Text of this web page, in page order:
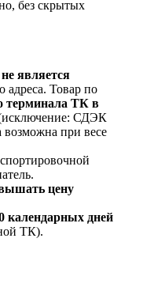
без скрытых
не является
адреса. Товар по
терминала ТК в
СДЭК
возможна при весе
цену
календарных дней
ТК).